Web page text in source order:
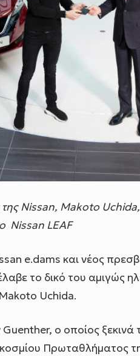
Nissan, Makoto
Nissan LEAF
e.dams και νέος
το δικό του αμιγώς
Uchida.
ο οποίος ξεκινά
Πρωταθλήματος